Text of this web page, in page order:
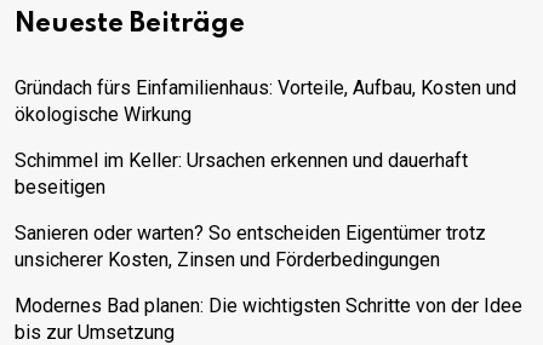
Neueste Beiträge
Gründach fürs Einfamilienhaus: Vorteile, Aufbau, Kosten und
ökologische Wirkung
Schimmel im Keller: Ursachen erkennen und dauerhaft
beseitigen
Sanieren oder warten? So entscheiden Eigentümer trotz
unsicherer Kosten, Zinsen und Förderbedingungen
Modernes Bad planen: Die wichtigsten Schritte von der Idee
bis zur Umsetzung